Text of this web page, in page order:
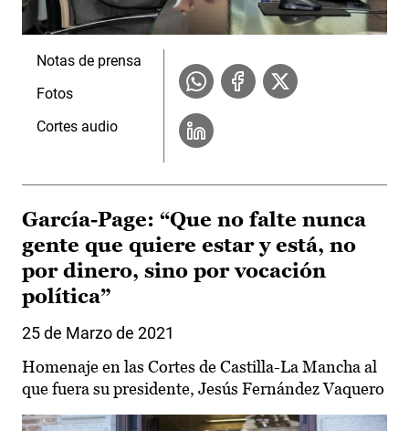
Notas de prensa
Fotos
Cortes audio
García-Page: “Que no falte nunca
gente que quiere estar y está, no
por dinero, sino por vocación
política”
25 de Marzo de 2021
Homenaje en las Cortes de Castilla-La Mancha al
que fuera su presidente, Jesús Fernández Vaquero